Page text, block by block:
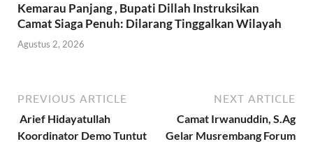
Kemarau Panjang , Bupati Dillah Instruksikan
Camat Siaga Penuh: Dilarang Tinggalkan Wilayah
Agustus 2, 2026
PREVIOUS ARTICLE
Arief Hidayatullah
Koordinator Demo Tuntut
NEXT ARTICLE
Camat Irwanuddin, S.Ag
Gelar Musrembang Forum